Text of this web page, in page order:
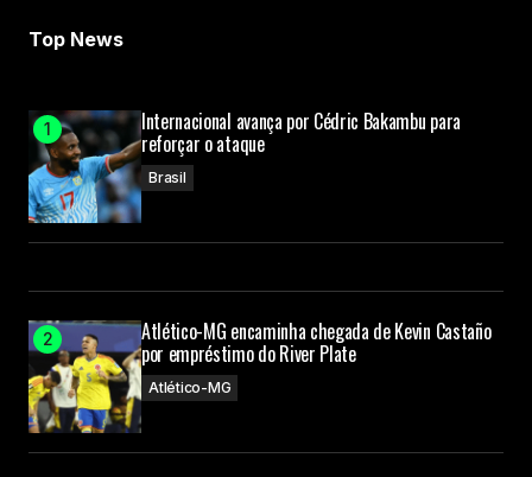
Top News
Internacional avança por Cédric Bakambu para
reforçar o ataque
Brasil
Atlético-MG encaminha chegada de Kevin Castaño
por empréstimo do River Plate
Atlético-MG